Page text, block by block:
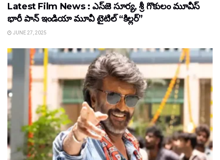
Latest Film News : ఎస్‌జె సూర్య, శ్రీ గొకులం మూవీస్‌
భారీ పాన్‌ ఇండియా మూవీ టైటిల్ “కిల్లర్”
JUNE 27, 2025